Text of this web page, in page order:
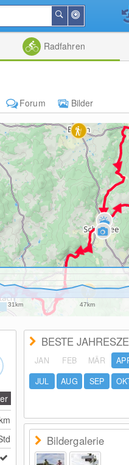
der
Nähe
Suchen
Radfahren
Forum
Bilder
31km 47km
BESTE
JAN FEB MÄR
JUL
AUG SEP
Bildergalerie